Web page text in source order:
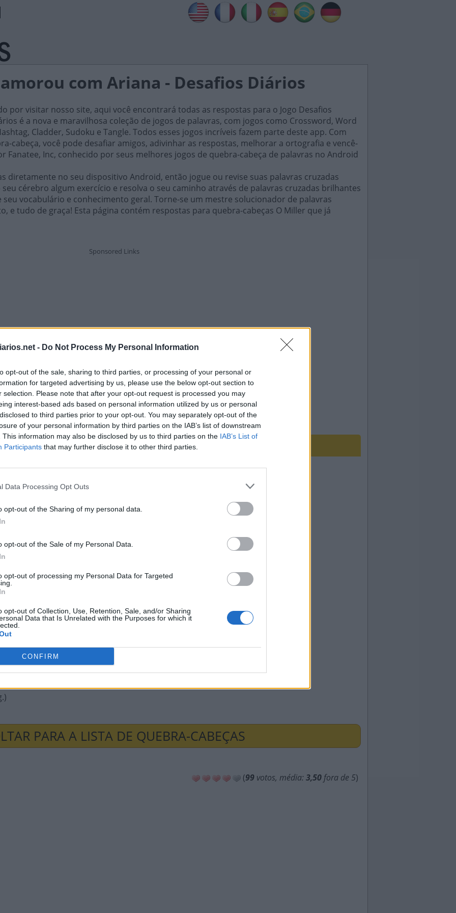
- Do Not Process My Personal Information
opt-out of the sale, sharing to third parties, or processing of your personal or
for targeted advertising by us, please use the below opt-out section to
selection. Please note that after your opt-out request is processed you may
interest-based ads based on personal information utilized by us or personal
to third parties prior to your opt-out. You may separately opt-out of the
of your personal information by third parties on the IAB’s list of downstream
This information may also be disclosed by us to third parties on the IAB’s List of
Participants that may further disclose it to other third parties.
Data Processing Opt Outs
opt-out of the Sharing of my personal data.
opt-out of the Sale of my Personal Data.
opt-out of processing my Personal Data for Targeted
opt-out of Collection, Use, Retention, Sale, and/or Sharing
Data that Is Unrelated with the Purposes for which it
CONFIRM
com Ariana - Desafios Diários
por visitar nosso site, aqui você encontrará todas as respostas para o Jogo Desafios
é a nova e maravilhosa coleção de jogos de palavras, com jogos como Crossword, Word
Cladder, Sudoku e Tangle. Todos esses jogos incríveis fazem parte deste app. Com
cabeça, você pode desafiar amigos, adivinhar as respostas, melhorar a ortografia e vencê-
Fanatee, Inc, conhecido por seus melhores jogos de quebra-cabeça de palavras no Android
diretamente no seu dispositivo Android, então jogue ou revise suas palavras cruzadas
cérebro algum exercício e resolva o seu caminho através de palavras cruzadas brilhantes
vocabulário e conhecimento geral. Torne-se um mestre solucionador de palavras
e tudo de graça! Esta página contém respostas para quebra-cabeças O Miller que já
O Miller que já namorou com Ariana
cabeça:
solar
recursos
sua família
Elétrica
exemplos
PARA A LISTA DE QUEBRA-CABEÇAS
(99 votos, média: 3,50 fora de 5)